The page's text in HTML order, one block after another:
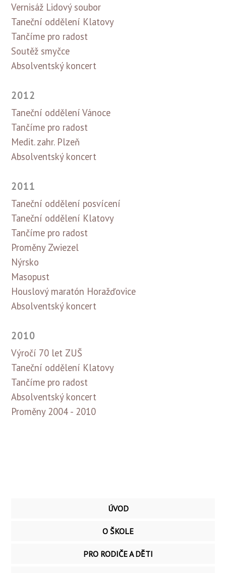
Vernisáž Lidový soubor
Taneční oddělení Klatovy
Tančíme pro radost
Soutěž smyčce
Absolventský koncert
2012
Taneční oddělení Vánoce
Tančíme pro radost
Medit. zahr. Plzeň
Absolventský koncert
2011
Taneční oddělení posvícení
Taneční oddělení Klatovy
Tančíme pro radost
Proměny Zwiezel
Nýrsko
Masopust
Houslový maratón Horažďovice
Absolventský koncert
2010
Výročí 70 let ZUŠ
Taneční oddělení Klatovy
Tančíme pro radost
Absolventský koncert
Proměny 2004 - 2010
ÚVOD
O ŠKOLE
PRO RODIČE A DĚTI